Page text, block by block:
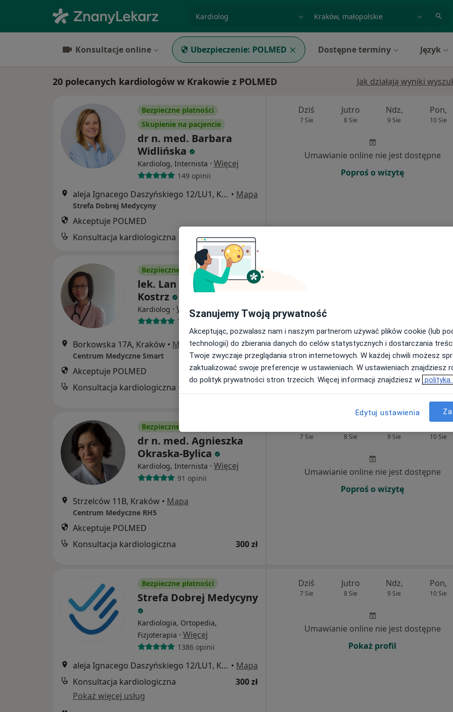
miasto lub dzielnica
Konsultacje online Ubezpieczenie: POLMED Dostępne terminy Język
20 polecanych kardiologów w Krakowie z POLMED Jak działają wyniki
Bezpieczne płatności
Skupienie na pacjencie
dr n. med. Barbara
Widlińska
Kardiolog, Internista · Więcej
149 opinii
aleja Ignacego Daszyńskiego 12/LU1, Kraków • Mapa
Strefa Dobrej Medycyny
Akceptuje POLMED
Konsultacja kardiologiczna
300 zł
Dziś
7 Sie
Jutro
8 Sie
Ndz,
9 Sie
Pon,
10 Sie
Umawianie online nie jest dostępne
Poproś o wizytę
Bezpieczne płatności
lek. Lan Nguyen Thi-
Kostrz
Kardiolog · Więcej
72 opinie
Borkowska 17A, Kraków • Mapa
Centrum Medyczne Smart
Akceptuje POLMED
Konsultacja kardiologiczna + EKG
Umawianie online nie jest dostępne
Poproś o wizytę
Bezpieczne płatności
dr n. med. Agnieszka
Okraska-Bylica
Kardiolog, Internista · Więcej
91 opinii
Strzelców 11B, Kraków • Mapa
Centrum Medyczne RH5
Akceptuje POLMED
Konsultacja kardiologiczna
300 zł
7 Sie 8 Sie 9 Sie 10 Sie
Umawianie online nie jest dostępne
Poproś o wizytę
Bezpieczne płatności
Strefa Dobrej Medycyny
Kardiologia, Ortopedia,
Fizjoterapia · Więcej
1386 opinii
aleja Ignacego Daszyńskiego 12/LU1, Kraków • Mapa
Konsultacja kardiologiczna
300 zł
Pokaż więcej usług
Dziś
7 Sie
Jutro
8 Sie
Ndz,
9 Sie
Pon,
10 Sie
Umawianie online nie jest dostępne
Pokaż profil
Szanujemy Twoją prywatność
Akceptując, pozwalasz nam i naszym partnerom używać plików cookie (lub
technologii) do zbierania danych do celów statystycznych i dostarczania
Twoje zwyczaje przeglądania stron internetowych. W każdej chwili możesz
zaktualizować swoje preferencje w ustawieniach. W ustawieniach znajdziesz
do polityk prywatności stron trzecich. Więcej informacji znajdziesz w polityka
Edytuj ustawienia